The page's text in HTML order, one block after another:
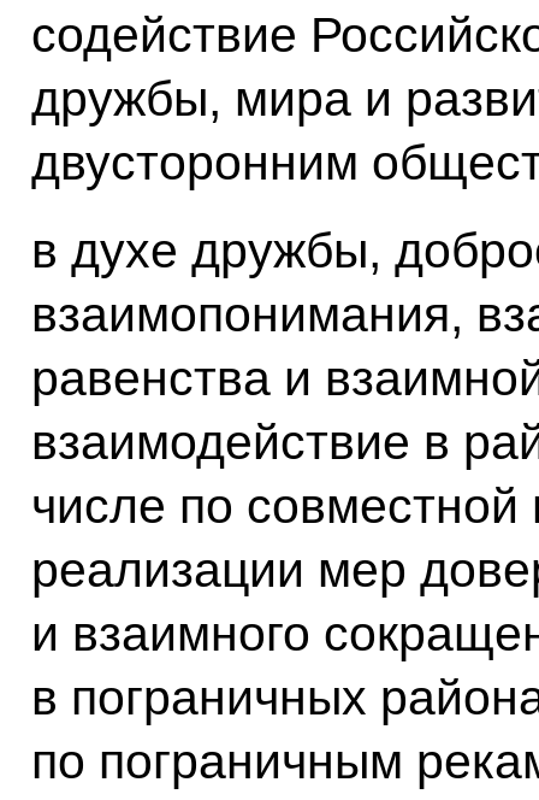
содействие
дружбы, мира и
двусторонним
в духе дружбы,
взаимопонимания,
равенства и
взаимодействие в
числе по
реализации мер
и взаимного
в пограничных
по пограничным